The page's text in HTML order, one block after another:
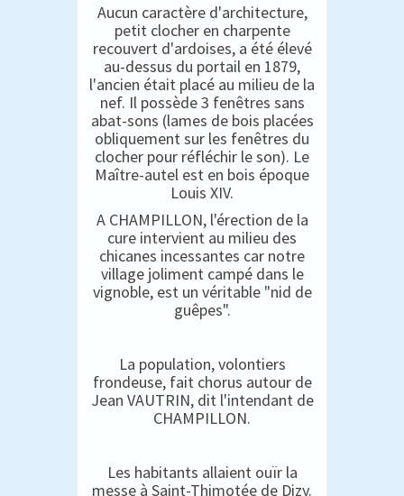
Aucun caractère d'architecture,
petit clocher en charpente
recouvert d'ardoises, a été élevé
au-dessus du portail en 1879,
l'ancien était placé au milieu de la
nef. Il possède 3 fenêtres sans
abat-sons (lames de bois placées
obliquement sur les fenêtres du
clocher pour réfléchir le son). Le
Maître-autel est en bois époque
Louis XIV.
A CHAMPILLON, l'érection de la
cure intervient au milieu des
chicanes incessantes car notre
village joliment campé dans le
vignoble, est un véritable "nid de
guêpes".
La population, volontiers
frondeuse, fait chorus autour de
Jean VAUTRIN, dit l'intendant de
CHAMPILLON.
Les habitants allaient ouïr la
messe à Saint-Thimotée de Dizy.